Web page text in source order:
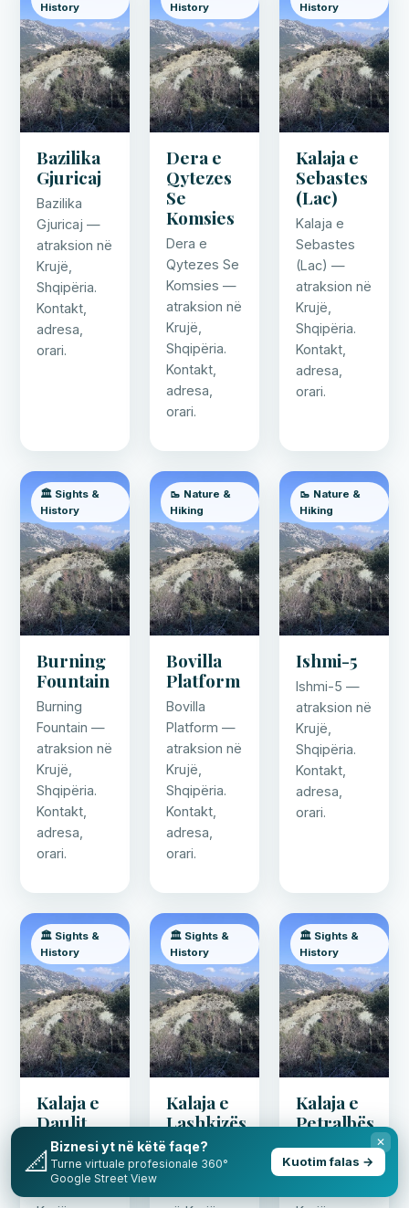
History
Bazilika
Gjuricaj
Bazilika
Gjuricaj —
atraksion në
Krujë,
Shqipëria.
Kontakt,
adresa,
orari.
History
Dera e
Qytezes
Se
Komsies
Dera e
Qytezes Se
Komsies —
atraksion në
Krujë,
Shqipëria.
Kontakt,
adresa,
orari.
History
Kalaja e
Sebastes
(Lac)
Kalaja e
Sebastes
(Lac) —
atraksion në
Krujë,
Shqipëria.
Kontakt,
adresa,
orari.
🏛️ Sights &
History
Burning
Fountain
Burning
Fountain —
atraksion në
Krujë,
Shqipëria.
Kontakt,
adresa,
orari.
🥾 Nature &
Hiking
Bovilla
Platform
Bovilla
Platform —
atraksion në
Krujë,
Shqipëria.
Kontakt,
adresa,
orari.
🥾 Nature &
Hiking
Ishmi-5
Ishmi-5 —
atraksion në
Krujë,
Shqipëria.
Kontakt,
adresa,
orari.
🏛️ Sights &
History
Kalaja e
Daulit
Kalaja e
Daulit —
atraksion në
🏛️ Sights &
History
Kalaja e
Lashkizës
Kalaja e
Lashkizës
🏛️ Sights &
History
Kalaja e
Petralbës
Kalaja e
Petralbës —
✕
📐 Biznesi yt në këtë faqe?
Turne virtuale profesionale 360°
Google Street View
Kuotim falas →